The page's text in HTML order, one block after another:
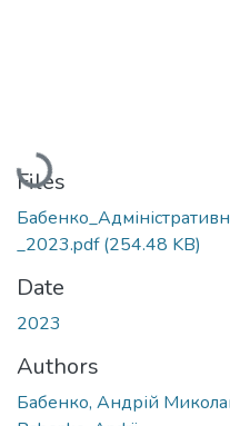
Loading...
Files
_2023.pdf(254.48 KB)
Date
2023
Authors
Бабенко, Андрій